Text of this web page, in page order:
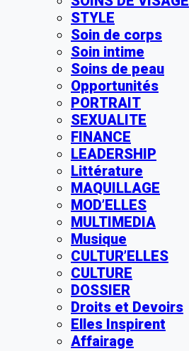
STYLE
Soin de corps
Soin intime
Soins de peau
Opportunités
PORTRAIT
SEXUALITE
FINANCE
LEADERSHIP
Littérature
MAQUILLAGE
MOD’ELLES
MULTIMEDIA
Musique
CULTUR’ELLES
CULTURE
DOSSIER
Droits et Devoirs
Elles Inspirent
Affairage